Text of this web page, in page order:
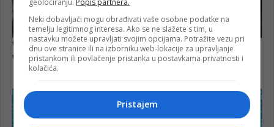
geolociranju. Popis partnera.
Neki dobavljači mogu obrađivati vaše osobne podatke na
temelju legitimnog interesa. Ako se ne slažete s tim, u
nastavku možete upravljati svojim opcijama. Potražite vezu pri
dnu ove stranice ili na izborniku web-lokacije za upravljanje
pristankom ili povlačenje pristanka u postavkama privatnosti i
kolačića.
Pristajem